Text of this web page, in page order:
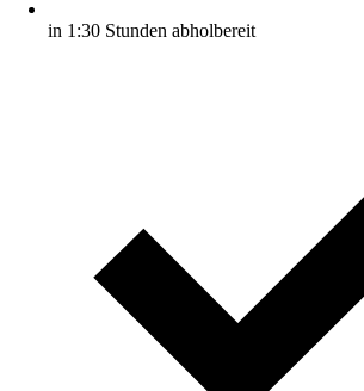
in 1:30 Stunden abholbereit